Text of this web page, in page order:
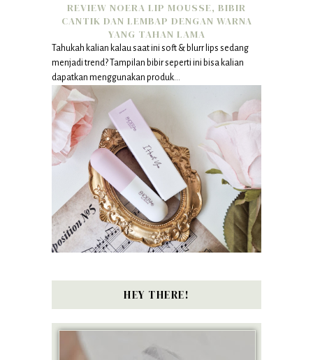
REVIEW NOERA LIP MOUSSE, BIBIR
CANTIK DAN LEMBAP DENGAN WARNA
YANG TAHAN LAMA
Tahukah kalian kalau saat ini soft & blurr lips sedang
menjadi trend? Tampilan bibir seperti ini bisa kalian
dapatkan menggunakan produk...
HEY THERE!